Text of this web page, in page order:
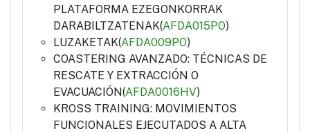
PLATAFORMA EZEGONKORRAK
DARABILTZATENAK(AFDA015PO)
LUZAKETAK(AFDA009PO)
COASTERING AVANZADO: TÉCNICAS DE
RESCATE Y EXTRACCIÓN O
EVACUACIÓN(AFDA0016HV)
KROSS TRAINING: MOVIMIENTOS
FUNCIONALES EJECUTADOS A ALTA